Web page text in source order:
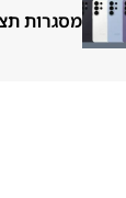
מסגרות